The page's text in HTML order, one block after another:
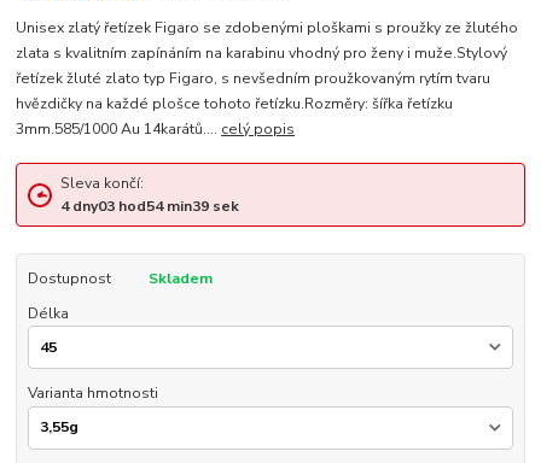
Unisex zlatý řetízek Figaro se zdobenými ploškami s proužky ze žlutého
zlata s kvalitním zapínáním na karabinu vhodný pro ženy i muže.Stylový
řetízek žluté zlato typ Figaro, s nevšedním proužkovaným rytím tvaru
hvězdičky na každé plošce tohoto řetízku.Rozměry: šířka řetízku
3mm.585/1000 Au 14karátů.... celý popis
Sleva končí:
4 dny03hod54min38sek
Dostupnost
Skladem
Délka
Varianta hmotnosti